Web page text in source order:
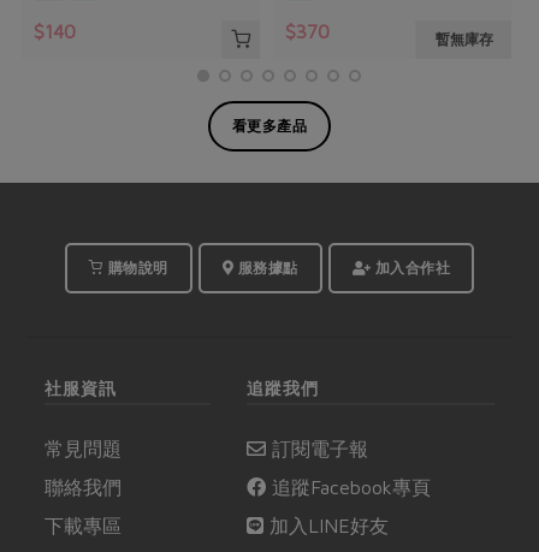
$140 $370 暫無庫存
看更多產品
購物說明 服務據點 加入合作社
社服資訊
常見問題
聯絡我們
下載專區
追蹤我們
訂閱電子報
追蹤Facebook專頁
加入LINE好友